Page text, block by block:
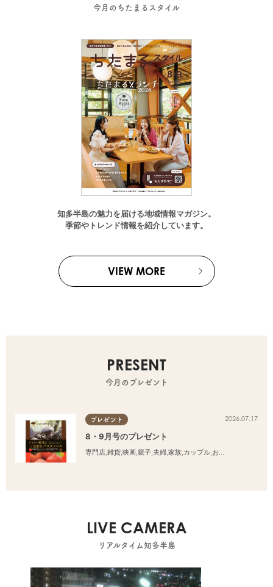
今月のちたまるスタイル
知多半島の魅力を届ける地域情報マガジン。
季節やトレンド情報を紹介しています。
VIEW MORE
PRESENT
今月のプレゼント
プレゼント 2026.07.17
8・9月号のプレゼント
専門店 雑貨 映画 親子 夫婦 家族 カップル おひとりさま
LIVE CAMERA
リアルタイム知多半島